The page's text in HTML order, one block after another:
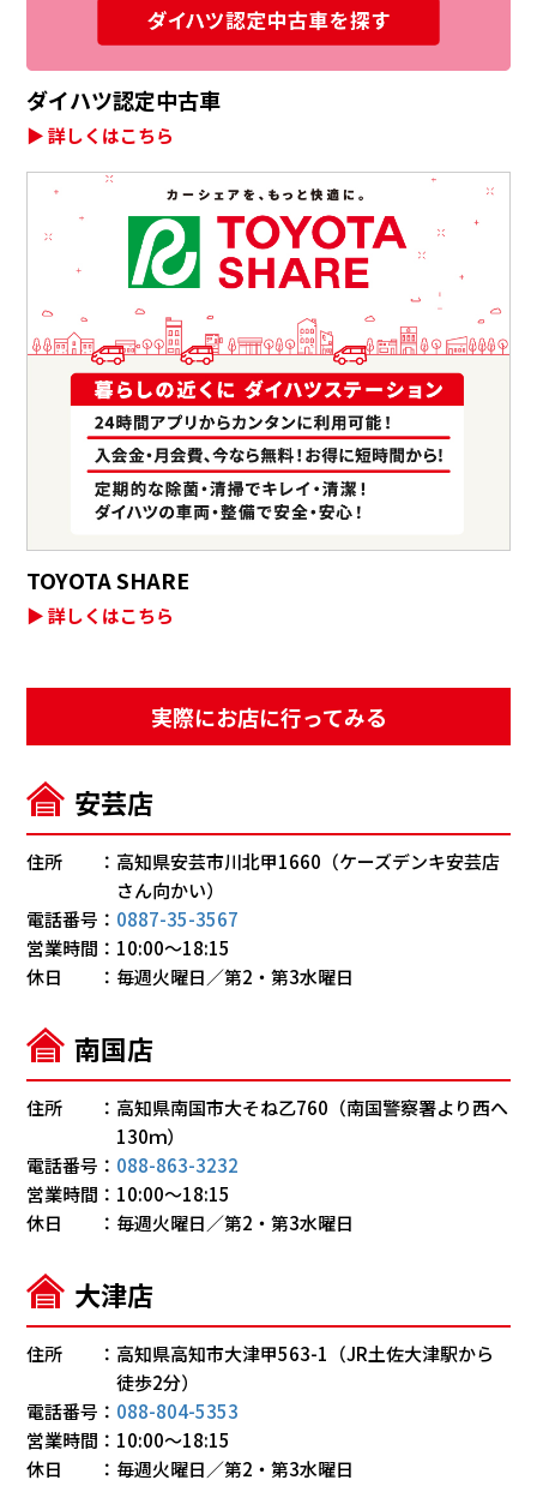
ダイハツ認定中古車
▶ 詳しくはこちら
TOYOTA SHARE
▶ 詳しくはこちら
実際にお店に行ってみる
安芸店
住所
高知県安芸市川北甲1660（ケーズデンキ安芸店
さん向かい）
電話番号
0887-35-3567
営業時間
10:00～18:15
休日
毎週火曜日／第2・第3水曜日
南国店
住所
高知県南国市大そね乙760（南国警察署より西へ
130ｍ）
電話番号
088-863-3232
営業時間
10:00～18:15
休日
毎週火曜日／第2・第3水曜日
大津店
住所
高知県高知市大津甲563-1（JR土佐大津駅から
徒歩2分）
電話番号
088-804-5353
営業時間
10:00～18:15
休日
毎週火曜日／第2・第3水曜日